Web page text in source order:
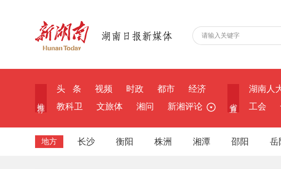
头 条 视频 时政 都市
经济
教科卫
文旅体 湘问 新湘评论
湖南人
工会
地方 长沙 衡阳 株洲 湘潭 邵阳 岳